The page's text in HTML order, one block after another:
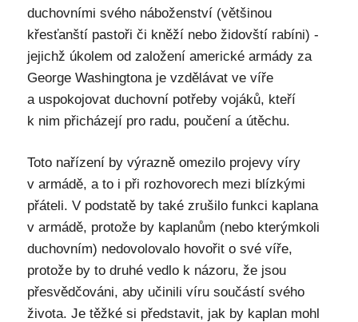
duchovními svého náboženství (většinou
křesťanští pastoři či kněží nebo židovští rabíni) -
jejichž úkolem od založení americké armády za
George Washingtona je vzdělávat ve víře
a uspokojovat duchovní potřeby vojáků, kteří
k nim přicházejí pro radu, poučení a útěchu.
Toto nařízení by výrazně omezilo projevy víry
v armádě, a to i při rozhovorech mezi blízkými
přáteli. V podstatě by také zrušilo funkci kaplana
v armádě, protože by kaplanům (nebo kterýmkoli
duchovním) nedovolovalo hovořit o své víře,
protože by to druhé vedlo k názoru, že jsou
přesvědčováni, aby učinili víru součástí svého
života. Je těžké si představit, jak by kaplan mohl